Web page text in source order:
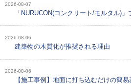
2026-08-07
「NURUCON(コンクリート/モルタル)
2026-08-06
建築物の木質化が推奨される理由
2026-08-06
【施工事例】地面に打ち込むだけの簡